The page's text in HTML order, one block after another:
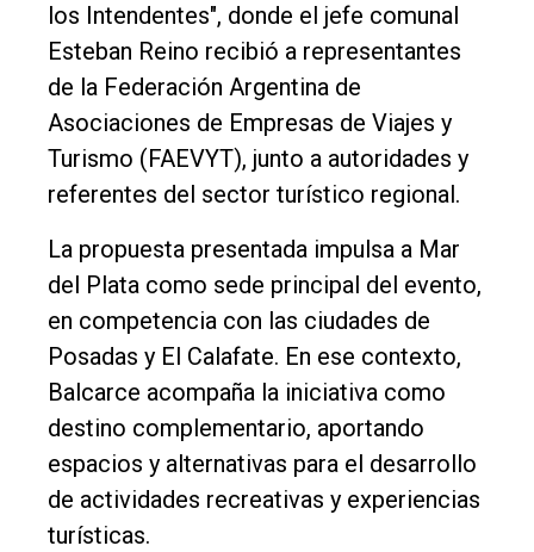
Int.
General
Política
Cultura
Entrevistas
Rural
Deportes
Fúnebres
Edición
Empresa
Nosotros
Contacto
los Intendentes", donde el jefe comunal
Esteban Reino recibió a representantes
de la Federación Argentina de
Asociaciones de Empresas de Viajes y
Turismo (FAEVYT), junto a autoridades y
referentes del sector turístico regional.
La propuesta presentada impulsa a Mar
del Plata como sede principal del evento,
en competencia con las ciudades de
Posadas y El Calafate. En ese contexto,
Balcarce acompaña la iniciativa como
destino complementario, aportando
espacios y alternativas para el desarrollo
de actividades recreativas y experiencias
turísticas.